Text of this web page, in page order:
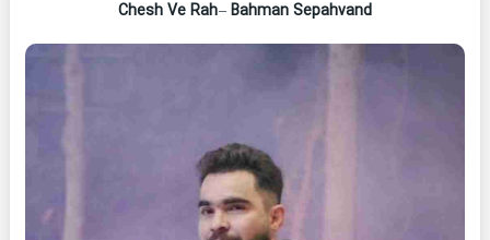
Chesh Ve Rah– Bahman Sepahvand